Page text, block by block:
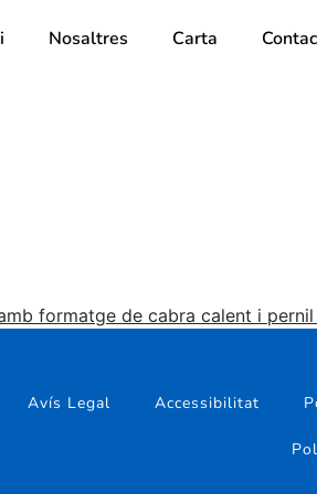
Nosaltres Carta
formatge de cabra calent i
Avís Legal Accessibilitat